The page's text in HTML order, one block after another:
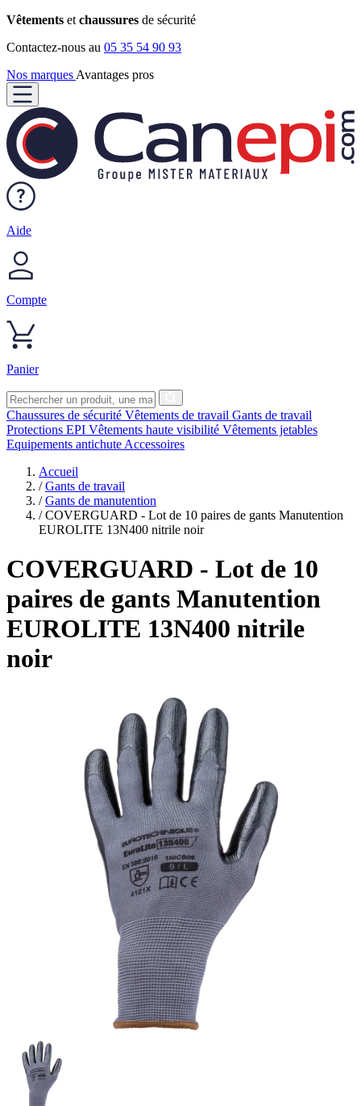
Vêtements et chaussures de sécurité
Contactez-nous au 05 35 54 90 93
Nos marques Avantages pros
Aide
Compte
Panier
Chaussures de sécurité Vêtements de travail Gants de travail
Protections EPI Vêtements haute visibilité Vêtements jetables
Equipements antichute Accessoires
Accueil
/ Gants de travail
/ Gants de manutention
/ COVERGUARD - Lot de 10 paires de gants Manutention
EUROLITE 13N400 nitrile noir
COVERGUARD - Lot de 10
paires de gants Manutention
EUROLITE 13N400 nitrile
noir